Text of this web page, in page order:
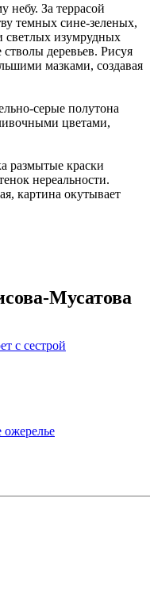
небу. За террасой
темных сине-зеленых,
светлых изумрудных
деревьев. Рисуя
мазками, создавая
серые полутона
цветами,
размытые краски
нереальности.
картина окутывает
Мусатова
с сестрой
ожерелье